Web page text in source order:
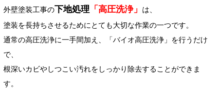
外壁塗装工事の下地処理 「高圧洗浄」
は、
塗装を長持ちさせるためにとても大切な作業の一つです。
通常の高圧洗浄に一手間加え、「バイオ高圧洗浄」を行うだけ
で、
根深いカビやしつこい汚れをしっかり除去することができま
す。